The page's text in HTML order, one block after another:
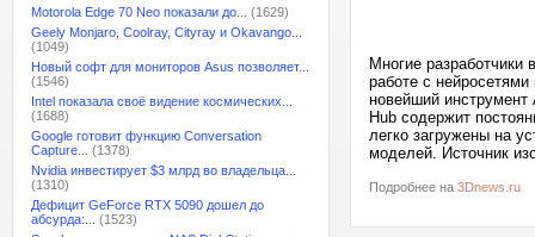
Motorola Edge 70 Neo показали до...
(1629)
Geely Monjaro, Coolray, Cityray и Okavango...
(1049)
Новый софт для мониторов Asus позволяет...
(1546)
Intel показала своё видение космических...
(1688)
Google готовит функцию Conversation
Capture...
(1378)
Nvidia инвестирует $3 млрд во владельца...
(1310)
Дефицит GeForce RTX 5090 дошел до
абсурда:...
(1523)
Многие разработчики
работе с
новейший
Hub содержит
легко загружены на
моделей. Источник
Подробнее на 3Dnews.ru